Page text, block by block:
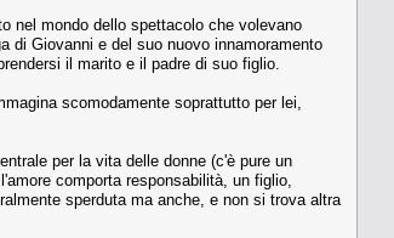
nel mondo dello spettacolo che volevano
di Giovanni e del suo nuovo innamoramento
il marito e il padre di suo figlio.
scomodamente soprattutto per lei,
per la vita delle donne (c'è pure un
comporta responsabilità, un figlio,
sperduta ma anche, e non si trova altra